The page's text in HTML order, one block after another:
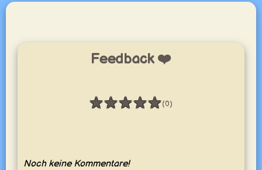
Feedback ❤️
★★★★★
Bewertung: 0 / 5 (0)
Noch keine Kommentare!